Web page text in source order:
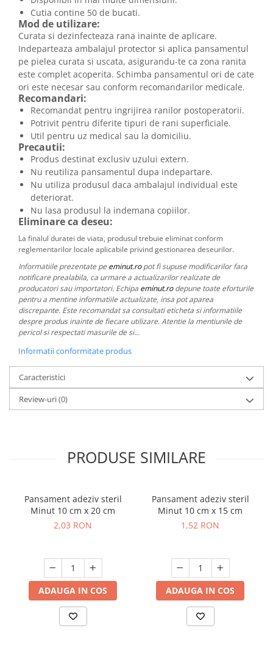
Cutia contine 50 de bucati.
Mod de utilizare:
Curata si dezinfecteaza rana inainte de aplicare.
Indeparteaza ambalajul protector si aplica pansamentul
pe pielea curata si uscata, asigurandu-te ca zona ranita
este complet acoperita. Schimba pansamentul ori de cate
ori este necesar sau conform recomandarilor medicale.
Recomandari:
Recomandat pentru ingrijirea ranilor postoperatorii.
Potrivit pentru diferite tipuri de rani superficiale.
Util pentru uz medical sau la domiciliu.
Precautii:
Produs destinat exclusiv uzului extern.
Nu reutiliza pansamentul dupa indepartare.
Nu utiliza produsul daca ambalajul individual este
deteriorat.
Nu lasa produsul la indemana copiilor.
Eliminare ca deseu:
La finalul duratei de viata, produsul trebuie eliminat conform
reglementarilor locale aplicabile privind gestionarea deseurilor.
Informatiile prezentate pe eminut.ropot fi supuse modificarilor fara
notificare prealabila, ca urmare a actualizarilor realizate de
producatori sau importatori. Echipa eminut.rodepune toate eforturile
pentru a mentine informatiile actualizate, insa pot aparea
discrepante. Este recomandat sa consultati eticheta si informatiile
despre produs inainte de fiecare utilizare. Atentie la mentiunile de
pericol si respectati masurile de si...
Informatii conformitate produs
Caracteristici
Review-uri(0)
PRODUSE SIMILARE
Pansament adeziv steril
Minut 10 cm x 20 cm
2,03 RON
ADAUGA IN COS
Pansament adeziv steril
Minut 10 cm x 15 cm
1,52 RON
ADAUGA IN COS